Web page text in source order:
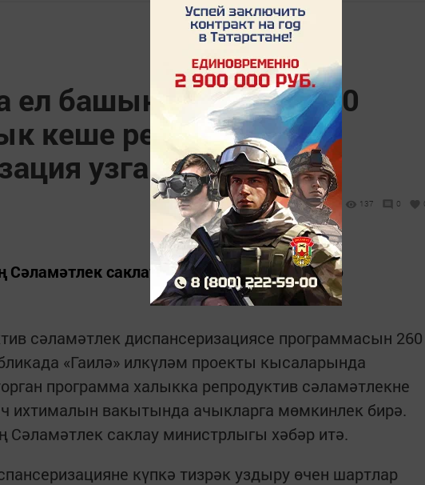
ел башыннан бирле 260
кеше репродуктив
узган
137 0
Сәламәтлек саклау министрлыгы хәбәр итә
сәламәтлек диспансеризациясе программасын 260
«Гаилә» илкүләм проекты кысаларында
программа халыкка репродуктив сәламәтлекне
ихтималын вакытында ачыкларга мөмкинлек бирә.
Сәламәтлек саклау министрлыгы хәбәр итә.
күпкә тизрәк уздыру өчен шартлар